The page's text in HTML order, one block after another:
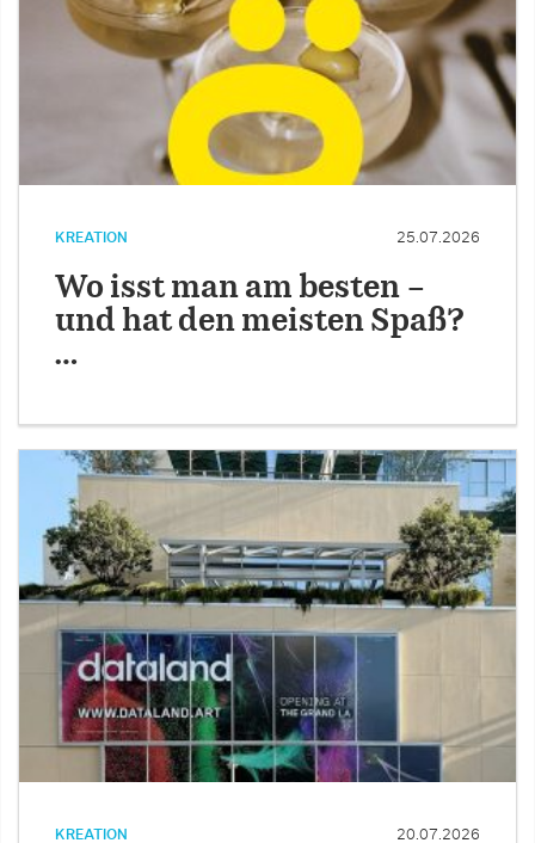
KREATION 25.07.2026
Wo isst man am besten –
und hat den meisten Spaß?
…
KREATION 20.07.2026